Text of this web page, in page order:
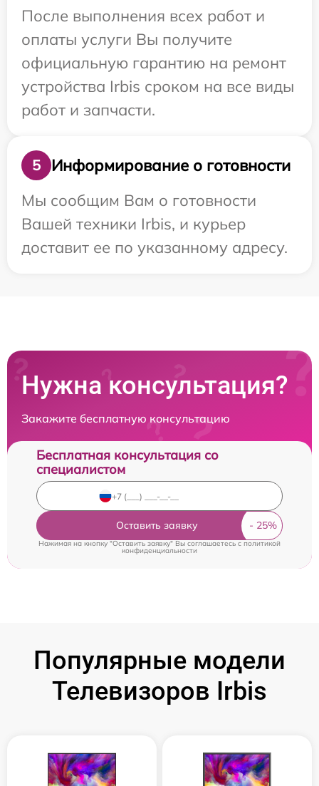
После выполнения всех работ и
оплаты услуги Вы получите
официальную гарантию на ремонт
устройства Irbis сроком на все виды
работ и запчасти.
5
Информирование о готовности
Мы сообщим Вам о готовности
Вашей техники Irbis, и курьер
доставит ее по указанному адресу.
Нужна консультация?
Закажите бесплатную консультацию
Бесплатная консультация со
специалистом
Оставить заявку
Нажимая на кнопку "Оставить заявку" Вы соглашаетесь c политикой
конфиденциальности
Популярные модели
Телевизоров Irbis